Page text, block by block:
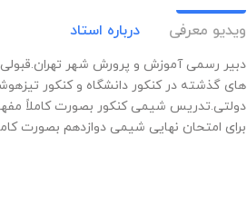
ویدیو معرفی درباره استاد
دبیر رسمی آموزش و پرورش شهر
های گذشته در کنکور دانشگاه و کنکور
دولتی.تدریس شیمی کنکور بصورت کاملاً
برای امتحان نهایی شیمی دوازدهم بصورت